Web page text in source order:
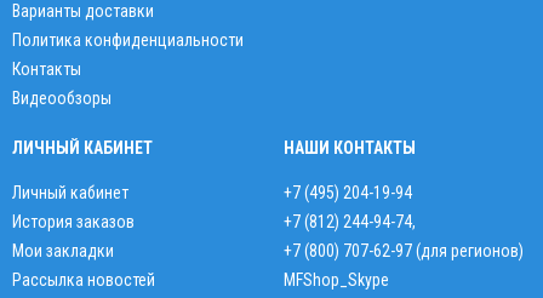
Варианты доставки
Политика конфиденциальности
Контакты
Видеообзоры
ЛИЧНЫЙ КАБИНЕТ
Личный кабинет
История заказов
Мои закладки
Рассылка новостей
НАШИ КОНТАКТЫ
+7 (495) 204-19-94
+7 (812) 244-94-74,
+7 (800) 707-62-97 (для регионов)
MFShop_Skype